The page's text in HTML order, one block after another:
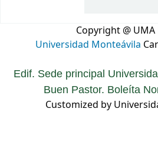
Copyright @
Universidad Monteávila
Edif. Sede principal
Buen Pastor. Boleíta
Customized by